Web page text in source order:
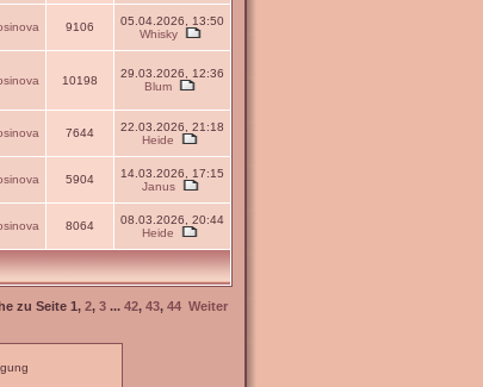
9106
05.04.2026, 13:50
Whisky
10198
29.03.2026, 12:36
Blum
7644
22.03.2026, 21:18
Heide
5904
14.03.2026, 17:15
Janus
8064
08.03.2026, 20:44
Heide
zu Seite 1, 2, 3 ... 42, 43, 44 Weiter